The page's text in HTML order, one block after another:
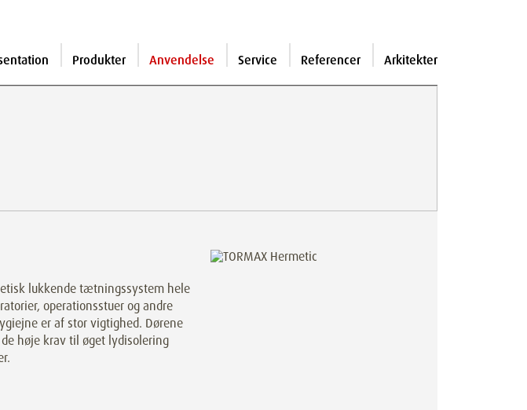
Produkter Anvendelse Service Referencer Arkitekter
lukkende tætningssystem hele
operationsstuer og andre
er af stor vigtighed. Dørene
høje krav til øget lydisolering